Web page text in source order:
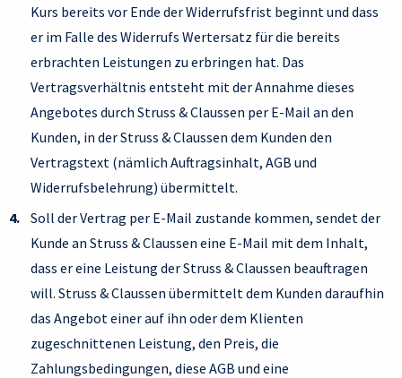
Kurs bereits vor Ende der Widerrufsfrist beginnt und dass
er im Falle des Widerrufs Wertersatz für die bereits
erbrachten Leistungen zu erbringen hat. Das
Vertragsverhältnis entsteht mit der Annahme dieses
Angebotes durch Struss & Claussen per E-Mail an den
Kunden, in der Struss & Claussen dem Kunden den
Vertragstext (nämlich Auftragsinhalt, AGB und
Widerrufsbelehrung) übermittelt.
Soll der Vertrag per E-Mail zustande kommen, sendet der
Kunde an Struss & Claussen eine E-Mail mit dem Inhalt,
dass er eine Leistung der Struss & Claussen beauftragen
will. Struss & Claussen übermittelt dem Kunden daraufhin
das Angebot einer auf ihn oder dem Klienten
zugeschnittenen Leistung, den Preis, die
Zahlungsbedingungen, diese AGB und eine